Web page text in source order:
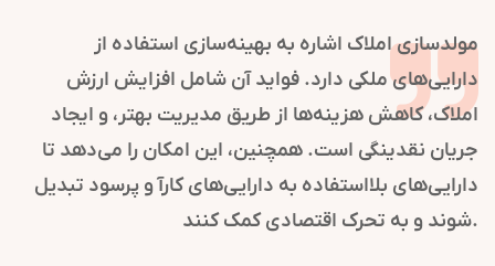
مولدسازی املاک اشاره به بهینه‌سازی استفاده از
دارایی‌های ملکی دارد. فواید آن شامل افزایش ارزش
املاک، کاهش هزینه‌ها از طریق مدیریت بهتر، و ایجاد
جریان نقدینگی است. همچنین، این امکان را می‌دهد تا
دارایی‌های بلااستفاده به دارایی‌های کارآ و پرسود تبدیل
شوند و به تحرک اقتصادی کمک کنند.